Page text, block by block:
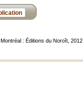
, Montréal : Éditions du Noroît, 2012